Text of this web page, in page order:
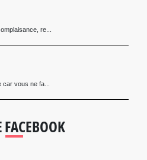
re...
car vous ne fa...
FACEBOOK